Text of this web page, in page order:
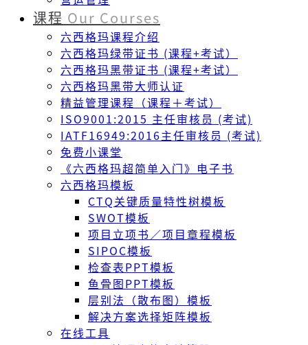
课程 Our Courses
六西格玛课程介绍
六西格玛绿带证书 (课程+考试）
六西格玛黑带证书 (课程+考试）
六西格玛黑带大师认证
精益管理课程（课程＋考试）
ISO9001:2015 主任审核员 (考试)
IATF16949:2016主任审核员 (考试)
免费小课堂
《六西格玛超简单入门》电子书
六西格玛模板
CTQ关键质量特性树模板
SWOT模板
项目立项书／项目章程模板
SIPOC模板
检查表PPT模板
鱼骨图PPT模板
层别法（散布图）模板
解决方案选择矩阵模板
在线工具